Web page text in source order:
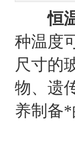
恒
种温度
尺寸的
物、遗
养制备